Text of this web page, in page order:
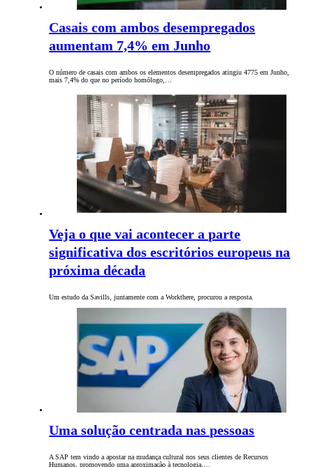
Casais com ambos desempregados
aumentam 7,4% em Junho
O número de casais com ambos os elementos desempregados atingiu 4775 em Junho,
mais 7,4% do que no período homólogo,…
Veja o que vai acontecer a parte
significativa dos escritórios europeus na
próxima década
Um estudo da Savills, juntamente com a Workthere, procurou a resposta.
Uma solução centrada nas pessoas
A SAP tem vindo a apostar na mudança cultural nos seus clientes de Recursos
Humanos, promovendo uma aproximação à tecnologia,…